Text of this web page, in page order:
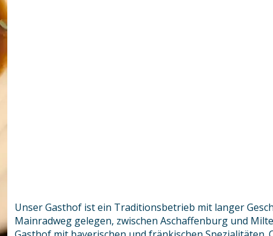
Unser Gasthof ist ein Traditionsbetrieb mit langer
Mainradweg gelegen, zwischen Aschaffenburg und